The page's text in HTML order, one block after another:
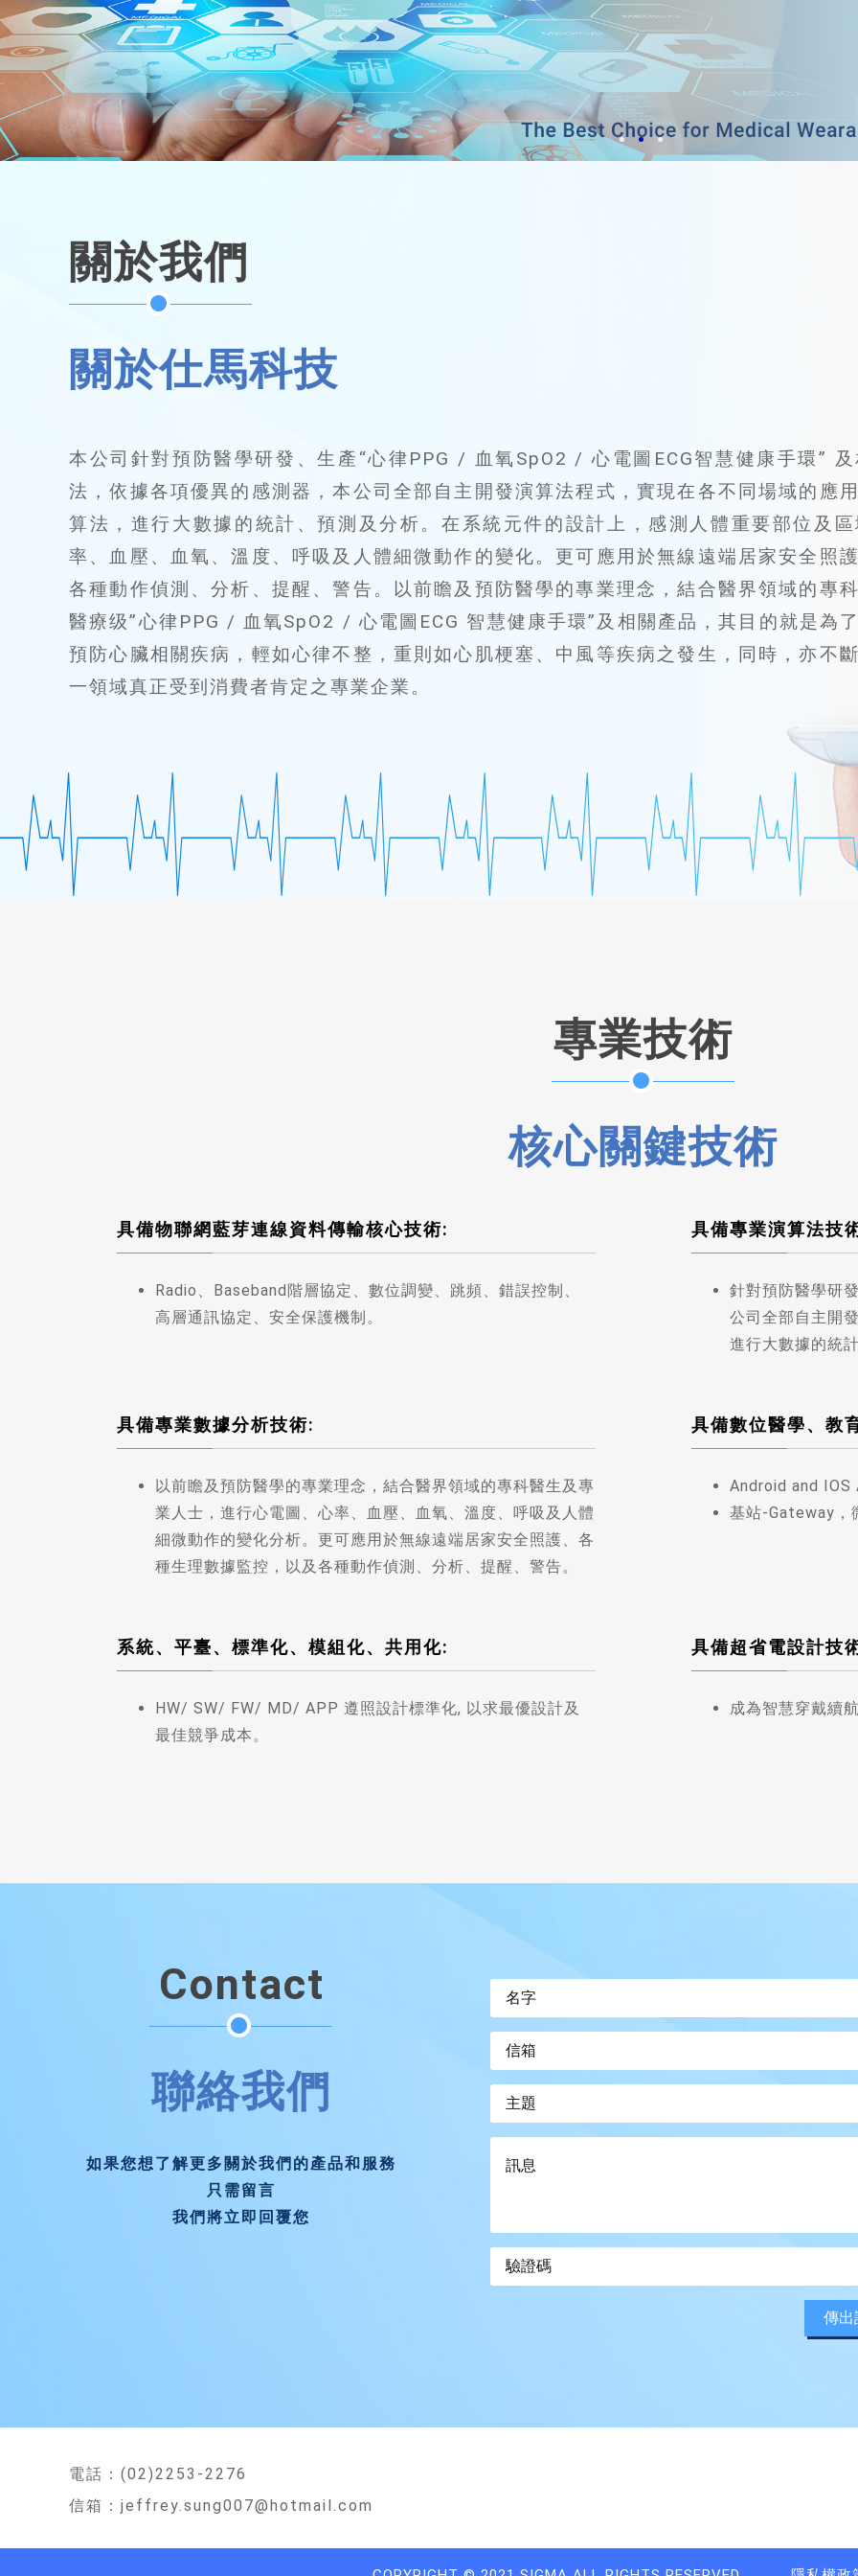
關於我們
關於仕馬科技
本公司針對預防醫學研發、生產“心律PPG / 血氧SpO2 / 心電圖ECG智慧健康手環”
法，依據各項優異的感測器，本公司全部自主開發演算法程式，實現在各不同場域的應
算法，進行大數據的統計、預測及分析。在系統元件的設計上，感測人體重要部位及
率、血壓、血氧、溫度、呼吸及人體細微動作的變化。更可應用於無線遠端居家安全照
各種動作偵測、分析、提醒、警告。以前瞻及預防醫學的專業理念，結合醫界領域的專
醫療级”心律PPG / 血氧SpO2 / 心電圖ECG 智慧健康手環”及相關產品，其目的就是為
預防心臟相關疾病，輕如心律不整，重則如心肌梗塞、中風等疾病之發生，同時，亦不
一領域真正受到消費者肯定之專業企業。
專業技術
核心關鍵技術
具備物聯網藍芽連線資料傳輸核心技術:
Radio、Baseband階層協定、數位調變、跳頻、錯誤控制、
高層通訊協定、安全保護機制。
具備專業演算法技
針對預防醫學研
公司全部自主開
進行大數據的統
具備專業數據分析技術:
以前瞻及預防醫學的專業理念，結合醫界領域的專科醫生及專
業人士，進行心電圖、心率、血壓、血氧、溫度、呼吸及人體
細微動作的變化分析。更可應用於無線遠端居家安全照護、各
種生理數據監控，以及各種動作偵測、分析、提醒、警告。
具備數位醫學、教
Android and IOS
基站-Gateway，
系統、平臺、標準化、模組化、共用化:
HW/ SW/ FW/ MD/ APP 遵照設計標準化, 以求最優設計及
最佳競爭成本。
具備超省電設計技
成為智慧穿戴續
Contact
聯絡我們
如果您想了解更多關於我們的產品和服務
只需留言
我們將立即回覆您
傳出
電話：(02)2253-2276
信箱：jeffrey.sung007@hotmail.com